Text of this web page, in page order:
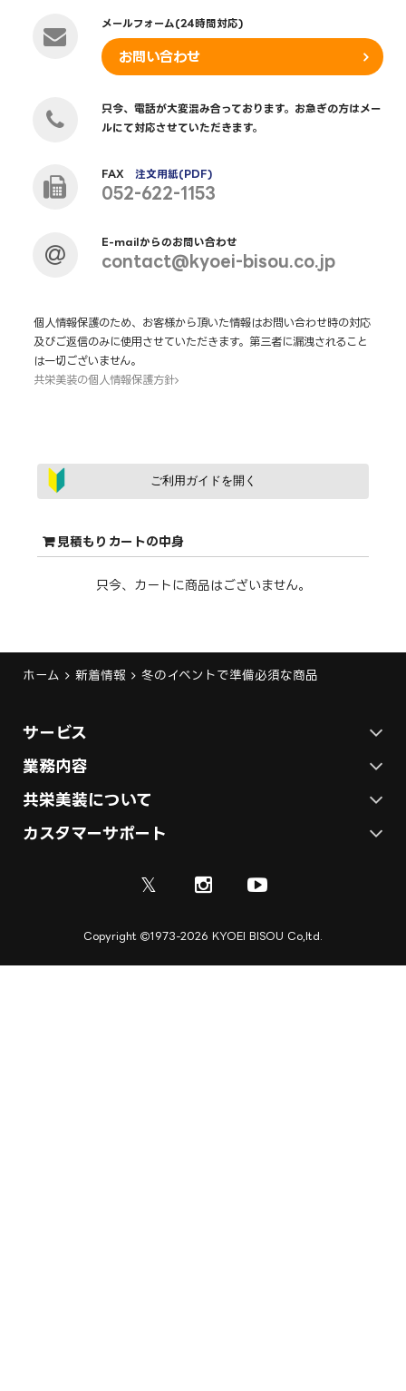
メールフォーム(24時間対応)
お問い合わせ
只今、電話が大変混み合っております。お急ぎの方はメー
ルにて対応させていただきます。
FAX注文用紙(PDF)
052-622-1153
E-mailからのお問い合わせ
contact@kyoei-bisou.co.jp
個人情報保護のため、お客様から頂いた情報はお問い合わせ時の対応
及びご返信のみに使用させていただきます。第三者に漏洩されること
は一切ございません。
共栄美装の個人情報保護方針
ご利用ガイドを開く
見積もりカートの中身
只今、カートに商品はございません。
ホーム 新着情報 冬のイベントで準備必須な商品
サービス
ステージ施工プラン
テント施工プラン
展示会ブース制作
業務内容
各種イベントの総合サービス
展示会ブース装飾・デザイン
ディスプレイ・サイン制作
共栄美装について
会社概要
カスタマーサポート
ご利用規約
𝕏
Copyright 1973-2026 KYOEI BISOU Co,ltd.